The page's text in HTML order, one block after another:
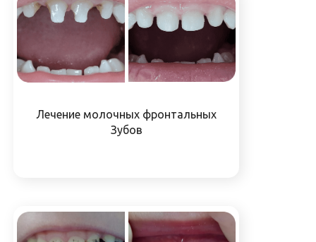
Лечение молочных фронтальных
Зубов